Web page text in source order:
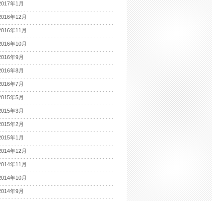
年1月
年12月
年11月
年10月
年9月
年8月
年7月
年5月
年3月
年2月
年1月
年12月
年11月
年10月
年9月